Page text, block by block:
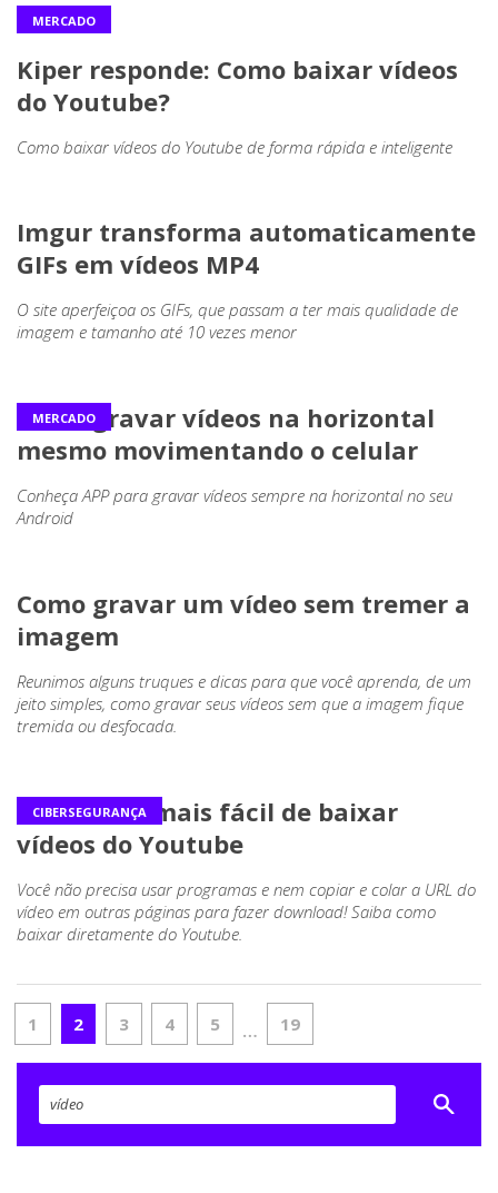
MERCADO
Kiper responde: Como baixar vídeos
do Youtube?
Como baixar vídeos do Youtube de forma rápida e inteligente
Imgur transforma automaticamente
GIFs em vídeos MP4
O site aperfeiçoa os GIFs, que passam a ter mais qualidade de
imagem e tamanho até 10 vezes menor
MERCADO
Como gravar vídeos na horizontal
mesmo movimentando o celular
Conheça APP para gravar vídeos sempre na horizontal no seu
Android
Como gravar um vídeo sem tremer a
imagem
Reunimos alguns truques e dicas para que você aprenda, de um
jeito simples, como gravar seus vídeos sem que a imagem fique
tremida ou desfocada.
CIBERSEGURANÇA
A maneira mais fácil de baixar
vídeos do Youtube
Você não precisa usar programas e nem copiar e colar a URL do
vídeo em outras páginas para fazer download! Saiba como
baixar diretamente do Youtube.
1 2 3 4 5 … 19